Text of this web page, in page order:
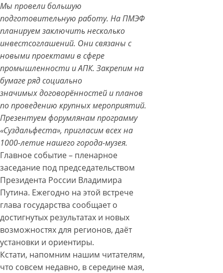
Мы провели большую
подготовительную работу. На ПМЭФ
планируем заключить несколько
инвестсоглашений. Они связаны с
новыми проектами в сфере
промышленности и АПК. Закрепим на
бумаге ряд социально
значимых договорённостей и планов
по проведению крупных мероприятий.
Презентуем форумлянам программу
«Суздальфеста», пригласим всех на
1000-летие нашего города-музея.
Главное событие – пленарное
заседание под председательством
Президента России Владимира
Путина. Ежегодно на этой встрече
глава государства сообщает о
достигнутых результатах и новых
возможностях для регионов, даёт
установки и ориентиры.
Кстати, напомним нашим читателям,
что совсем недавно, в середине мая,